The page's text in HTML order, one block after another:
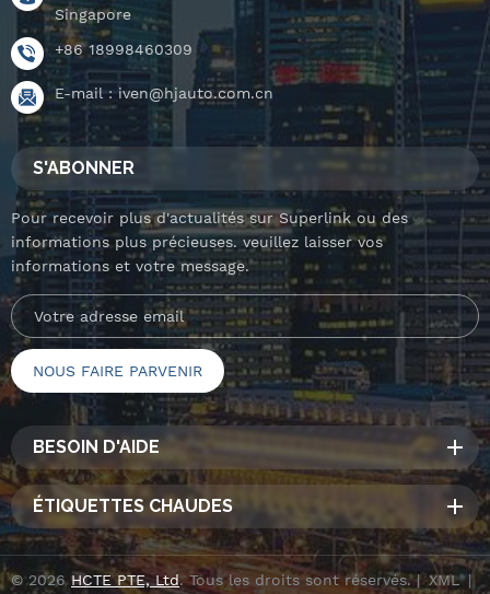
Singapore
+86 18998460309
E-mail :iven@hjauto.com.cn
S'ABONNER
Pour recevoir plus d'actualités sur Superlink ou des
informations plus précieuses. veuillez laisser vos
informations et votre message.
BESOIN D'AIDE
ÉTIQUETTES CHAUDES
© 2026HCTE PTE, Ltd. Tous les droits sont réservés. | XML|